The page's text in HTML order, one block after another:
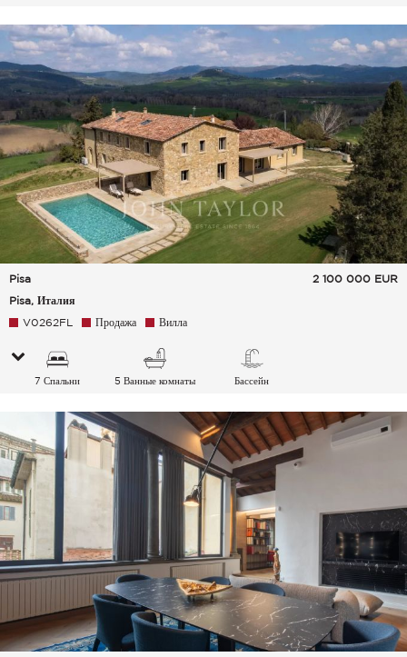
Pisa
Pisa, Италия
2 100 000 EUR
V0262FL Продажа Вилла
7 Спальни 5 Ванные комнаты Бассейн